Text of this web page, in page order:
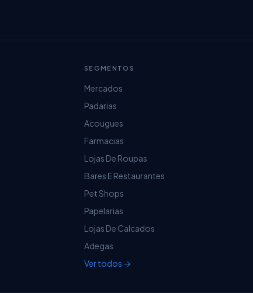
SEGMENTOS
Mercados
Padarias
Acougues
Farmacias
Lojas De Roupas
Bares E Restaurantes
Pet Shops
Papelarias
Lojas De Calcados
Adegas
Ver todos →